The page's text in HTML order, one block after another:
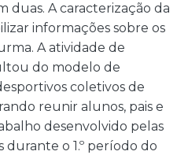
duas. A caracterização da
informações sobre os
A atividade de
do modelo de
coletivos de
reunir alunos, pais e
desenvolvido pelas
o 1.º período do